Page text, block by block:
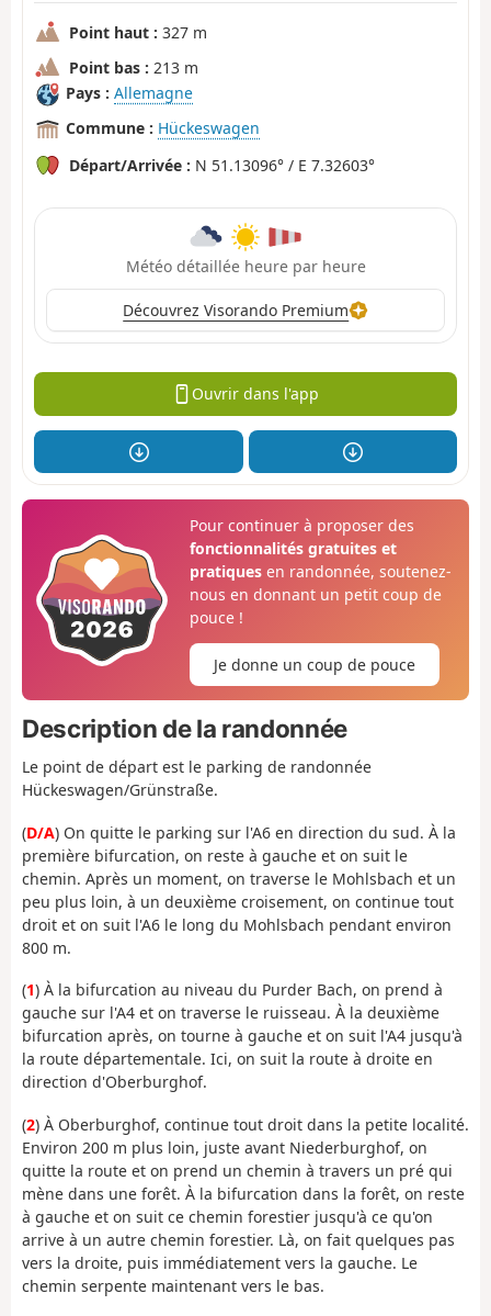
Point haut : 327 m
Point bas : 213 m
Pays : Allemagne
Commune : Hückeswagen
Départ/Arrivée : N 51.13096° / E 7.32603°
Météo détaillée heure par heure
Découvrez Visorando Premium
Ouvrir dans l'app
Pour continuer à proposer des
fonctionnalités gratuites et
pratiquesen randonnée, soutenez-
nous en donnant un petit coup de
pouce !
Je donne un coup de pouce
Description de la randonnée
Le point de départ est le parking de randonnée
Hückeswagen/Grünstraße.
(D/A) On quitte le parking sur l'A6 en direction du sud. À la
première bifurcation, on reste à gauche et on suit le
chemin. Après un moment, on traverse le Mohlsbach et un
peu plus loin, à un deuxième croisement, on continue tout
droit et on suit l'A6 le long du Mohlsbach pendant environ
800 m.
(1) À la bifurcation au niveau du Purder Bach, on prend à
gauche sur l'A4 et on traverse le ruisseau. À la deuxième
bifurcation après, on tourne à gauche et on suit l'A4 jusqu'à
la route départementale. Ici, on suit la route à droite en
direction d'Oberburghof.
(2) À Oberburghof, continue tout droit dans la petite localité.
Environ 200 m plus loin, juste avant Niederburghof, on
quitte la route et on prend un chemin à travers un pré qui
mène dans une forêt. À la bifurcation dans la forêt, on reste
à gauche et on suit ce chemin forestier jusqu'à ce qu'on
arrive à un autre chemin forestier. Là, on fait quelques pas
vers la droite, puis immédiatement vers la gauche. Le
chemin serpente maintenant vers le bas.